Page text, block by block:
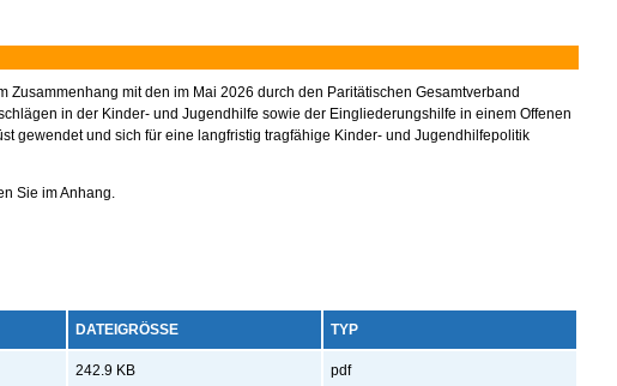
Zusammenhang mit den im Mai 2026 durch den Paritätischen Gesamtverband
in der Kinder- und Jugendhilfe sowie der Eingliederungshilfe in einem Offenen
gewendet und sich für eine langfristig tragfähige Kinder- und Jugendhilfepolitik
Sie im Anhang.
DATEIGRÖSSE TYP
242.9 KB pdf